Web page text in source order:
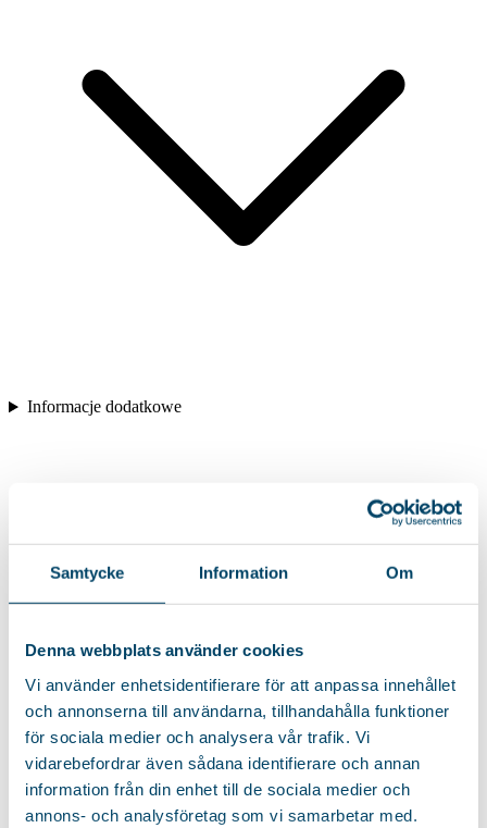
Samtycke Information Om
Denna webbplats använder cookies
Vi använder enhetsidentifierare för att anpassa innehållet
och annonserna till användarna, tillhandahålla funktioner
för sociala medier och analysera vår trafik. Vi
vidarebefordrar även sådana identifierare och annan
information från din enhet till de sociala medier och
annons- och analysföretag som vi samarbetar med.
Informacje dodatkowe